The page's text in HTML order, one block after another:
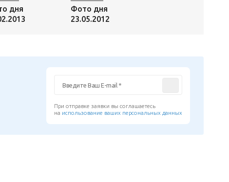
дня
Фото дня
23.05.2012
При отправке заявки вы соглашаетесь
на использование ваших персональных данных